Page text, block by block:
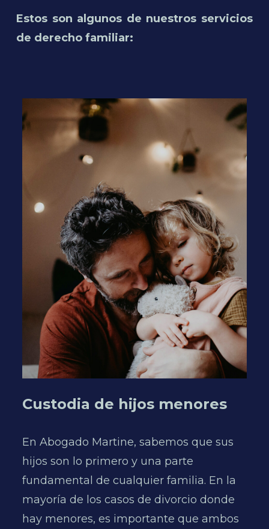
Estos son algunos de nuestros servicios
de derecho familiar:
Custodia de hijos menores
En Abogado Martine, sabemos que sus
hijos son lo primero y una parte
fundamental de cualquier familia. En la
mayoría de los casos de divorcio donde
hay menores, es importante que ambos